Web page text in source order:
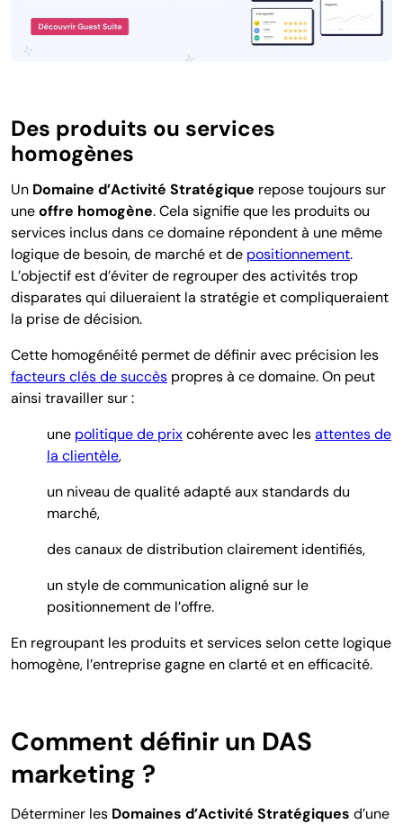
Des produits ou services
homogènes
Un Domaine d’Activité Stratégique repose toujours sur
uneoffre homogène. Cela signifie que les produits ou
services inclus dans ce domaine répondent à une même
logique de besoin, de marché et de positionnement.
L’objectif est d’éviter de regrouper des activités trop
disparates qui dilueraient la stratégie et compliqueraient
la prise de décision.
Cette homogénéité permet de définir avec précision les
facteurs clés de succès propres à ce domaine. On peut
ainsi travailler sur :
une politique de prixcohérente avec lesattentes de
la clientèle,
un niveau de qualité adapté aux standards du
marché,
des canaux de distribution clairement identifiés,
un style de communication aligné sur le
positionnement de l’offre.
En regroupant les produits et services selon cette logique
homogène, l’entreprise gagne en clarté et en efficacité.
Comment définir un DAS
marketing ?
Déterminer les Domaines d’Activité Stratégiques d’une